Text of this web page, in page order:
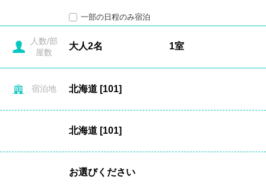
一部の日程のみ宿泊
人数/部
屋数
宿泊地